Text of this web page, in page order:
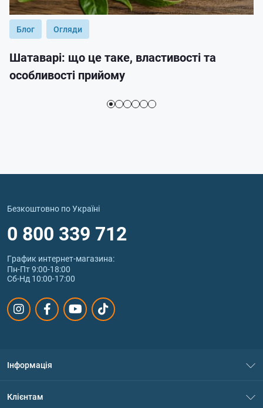
Блог Огляди
Шатаварі: що це таке, властивості та
особливості прийому
Безкоштовно по Україні
0 800 339 712
График интернет‑магазина:
Пн-Пт 9:00-18:00
Сб-Нд 10:00-17:00
Інформація
Клієнтам